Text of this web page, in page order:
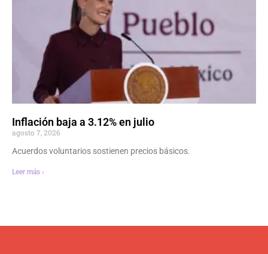
Inflación baja a 3.12% en julio
agosto 7, 2026
Acuerdos voluntarios sostienen precios básicos.
Leer más ›